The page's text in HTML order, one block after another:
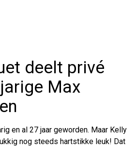
deelt privé
Max
en al 27 jaar geworden. Maar Kelly
nog steeds hartstikke leuk! Dat